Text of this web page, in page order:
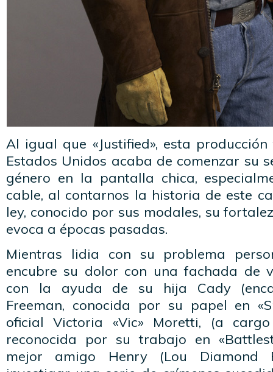
Al igual que «Justified», esta
Estados Unidos acaba de comenzar su
género en la pantalla chica,
cable, al contarnos la historia de este
ley, conocido por sus modales, su
evoca a épocas pasadas.
Mientras lidia con su problema
encubre su dolor con una fachada de
con la ayuda de su hija Cady
Freeman, conocida por su papel en
oficial Victoria «Vic» Moretti, (a
reconocida por su trabajo en
mejor amigo Henry (Lou Diamond